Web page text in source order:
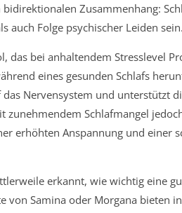
Zusammenhang:
auch Folge psychischer Leiden
das bei anhaltendem Stresslevel
eines gesunden Schlafs
Nervensystem und unterstützt
zunehmendem Schlafmangel
erhöhten Anspannung und einer
erkannt, wie wichtig eine
von Samina oder Morgana bieten